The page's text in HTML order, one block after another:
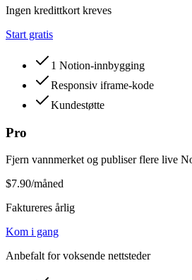
Ingen kredittkort kreves
Start gratis
1 Notion-innbygging
Responsiv iframe-kode
Kundestøtte
Pro
Fjern vannmerket og publiser flere live
$7.90/måned
Faktureres årlig
Kom i gang
Anbefalt for voksende nettsteder